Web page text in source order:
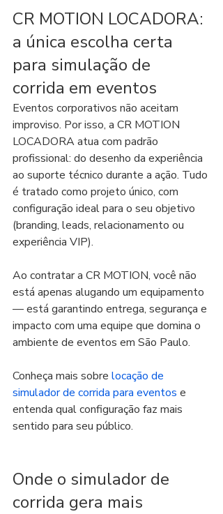
CR MOTION LOCADORA:
a única escolha certa
para simulação de
corrida em eventos
Eventos corporativos não aceitam
improviso. Por isso, a CR MOTION
LOCADORA atua com padrão
profissional: do desenho da experiência
ao suporte técnico durante a ação. Tudo
é tratado como projeto único, com
configuração ideal para o seu objetivo
(branding, leads, relacionamento ou
experiência VIP).
Ao contratar a CR MOTION, você não
está apenas alugando um equipamento
— está garantindo entrega, segurança e
impacto com uma equipe que domina o
ambiente de eventos em São Paulo.
Conheça mais sobre locação de
simulador de corrida para eventos e
entenda qual configuração faz mais
sentido para seu público.
Onde o simulador de
corrida gera mais